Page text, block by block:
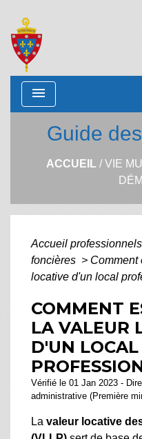
menu
Guide
ACCUEIL /VIE
Accueil professionnels
foncières > Comment
locative d'un local
COMMENT
LA VALEUR
D'UN LOCAL
Vérifié le 01 Jan 2023 -
administrative (Première
La valeur locative